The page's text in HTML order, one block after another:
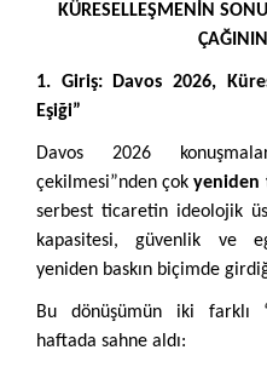
KÜRESELLEŞMENİN
1. Giriş: Davos 2026,
Eşiği”
Davos 2026
çekilmesi”nden çokyeniden
serbest ticaretin ideolojik
kapasitesi, güvenlik ve
yeniden baskın biçimde
Bu dönüşümün iki farklı
haftada sahne aldı: